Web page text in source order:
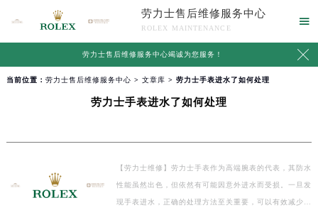
劳力士售后维修服务中心
ROLEX MAINTENANCE

劳力士售后维修服务中心竭诚为您服务！ 
当前位置： 劳力士售后维修服务中心 > 文章库 > 劳力士手表进水了如何处理
劳力士手表进水了如何处理
【劳力士维修】劳力士手表作为高端腕表的代表，其防水
性能虽然出色，但依然有可能因意外进水而受损。一旦发
现手表进水，正确的处理方法至关重要，可以有效减少